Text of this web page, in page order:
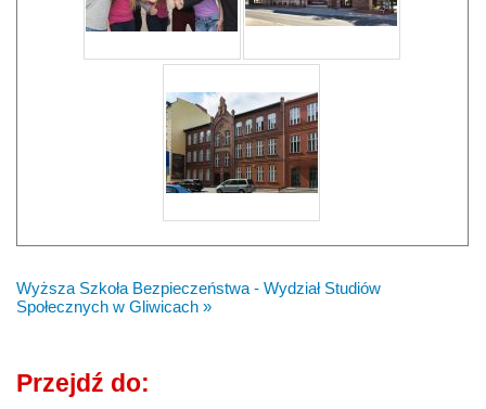
Wyższa Szkoła Bezpieczeństwa - Wydział Studiów
Społecznych w Gliwicach »
Przejdź do: